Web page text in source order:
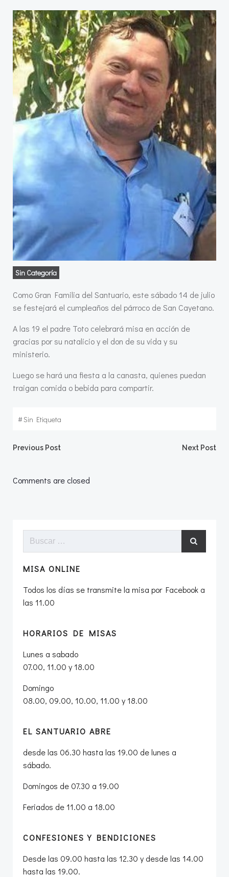
Sin Categoría
Como Gran Familia del Santuario, este sábado 14 de julio
se festejará el cumpleaños del párroco de San Cayetano.
A las 19 el padre Toto celebrará misa en acción de
gracias por su natalicio y el don de su vida y su
ministerio.
Luego se hará una fiesta a la canasta, quienes puedan
traigan comida o bebida para compartir.
#Sin Etiqueta
Navegación
por
entradas
Previous Post
entradas
Next Post
Comments are closed
Buscar:
MISA ONLINE
Todos los días se transmite la misa por Facebook a
las 11.00
HORARIOS DE MISAS
Lunes a sabado
07.00, 11.00 y 18.00
Domingo
08.00, 09.00, 10.00, 11.00 y 18.00
EL SANTUARIO ABRE
desde las 06.30 hasta las 19.00 de lunes a
sábado.
Domingos de 07.30 a 19.00
Feriados de 11.00 a 18.00
CONFESIONES Y BENDICIONES
Desde las 09.00 hasta las 12.30 y desde las 14.00
hasta las 19.00.